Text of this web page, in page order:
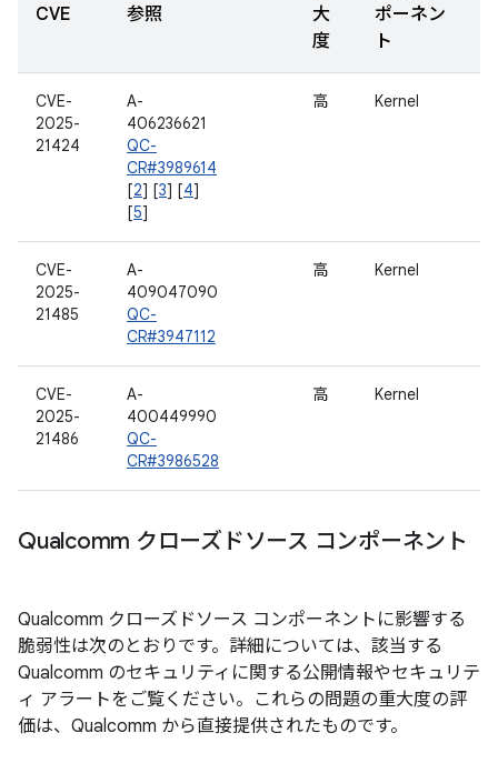
CVE 参照
大
度
ポーネン
ト
CVE-
2025-
21424
A-
406236621
QC-
CR#3989614
[2] [3] [4]
[5]
高 Kernel
CVE-
2025-
21485
A-
409047090
QC-
CR#3947112
高 Kernel
CVE-
2025-
21486
A-
400449990
QC-
CR#3986528
高 Kernel
Qualcomm クローズドソース コンポーネント
Qualcomm クローズドソース コンポーネントに影響する
脆弱性は次のとおりです。詳細については、該当する
Qualcomm のセキュリティに関する公開情報やセキュリテ
ィ アラートをご覧ください。これらの問題の重大度の評
価は、Qualcomm から直接提供されたものです。